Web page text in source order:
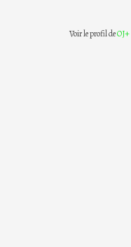
Voir le profil deOJ+